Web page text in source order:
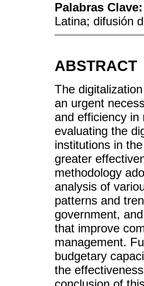
Palabras Clave:
Latina; difusión
ABSTRACT
The
an urgent
and efficiency in
evaluating the
institutions in
greater
methodology
analysis of
patterns and
government,
that improve
management.
budgetary
the